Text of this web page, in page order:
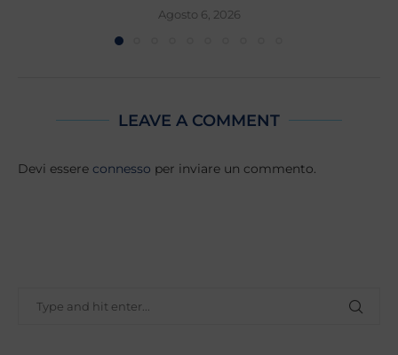
Agosto 6, 2026
LEAVE A COMMENT
Devi essere connesso per inviare un commento.